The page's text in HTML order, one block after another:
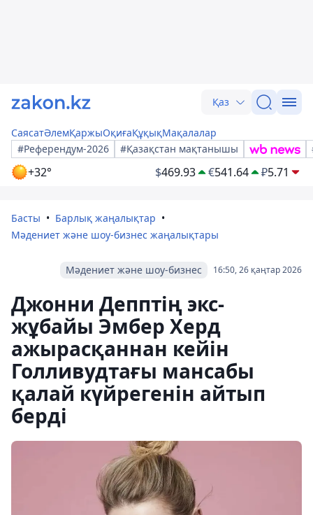
Қаз
СаясатӘлемҚаржыОқиғаҚұқықМақалалар
#Референдум-2026
#Қазақстан мақтанышы
+32° $469.93 €541.64 ₽5.71
Басты
Барлық жаңалықтар
Мәдениет және шоу-бизнес жаңалықтары
16:50, 26 қаңтар 2026
Мәдениет және шоу-бизнес
Джонни Депптің экс-
жұбайы Эмбер Херд
ажырасқаннан кейін
Голливудтағы мансабы
қалай күйрегенін айтып
берді